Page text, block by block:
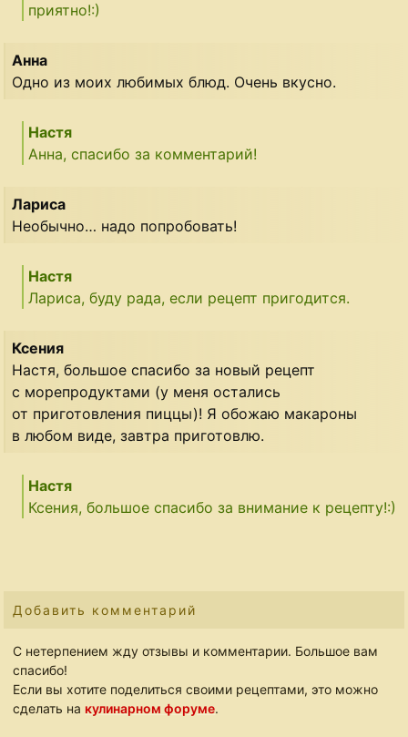
приятно!:)
Анна
Одно из моих любимых блюд. Очень вкусно.
Настя
Анна, спасибо за комментарий!
Лариса
Необычно… надо попробовать!
Настя
Лариса, буду рада, если рецепт пригодится.
Ксения
Настя, большое спасибо за новый рецепт
с морепродуктами (у меня остались
от приготовления пиццы)! Я обожаю макароны
в любом виде, завтра приготовлю.
Настя
Ксения, большое спасибо за внимание к рецепту!:)
Добавить комментарий
С нетерпением жду отзывы и комментарии. Большое вам
спасибо!
Если вы хотите поделиться своими рецептами, это можно
сделать на кулинарном форуме.